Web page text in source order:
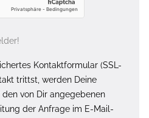
Kontaktformular (SSL-
trittst, werden Deine
von Dir angegebenen
der Anfrage im E-Mail-